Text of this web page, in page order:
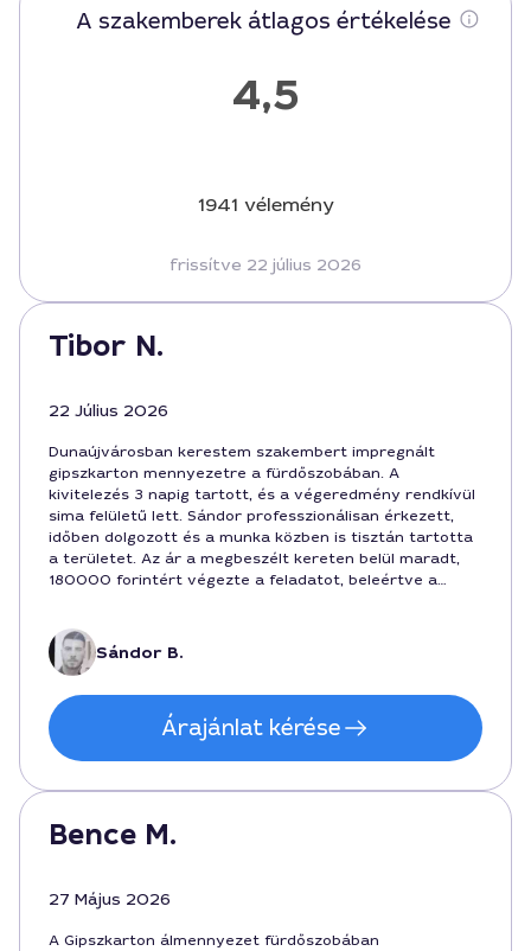
A szakemberek átlagos értékelése
4,5
1941 vélemény
frissítve 22 július 2026
Tibor N.
22 Július 2026
Dunaújvárosban kerestem szakembert impregnált
gipszkarton mennyezetre a fürdőszobában. A
kivitelezés 3 napig tartott, és a végeredmény rendkívül
sima felületű lett. Sándor professzionálisan érkezett,
időben dolgozott és a munka közben is tisztán tartotta
a területet. Az ár a megbeszélt kereten belül maradt,
180000 forintért végezte a feladatot, beleértve a
pontos szakembert keres.
Sándor B.
Árajánlat kérése
Bence M.
27 Május 2026
A Gipszkarton álmennyezet fürdőszobában